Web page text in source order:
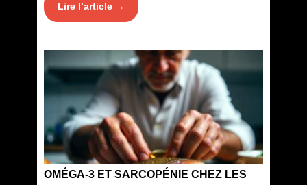
Lire l’article →
OMÉGA-3 ET SARCOPÉNIE CHEZ LES